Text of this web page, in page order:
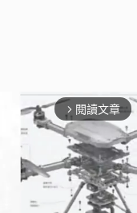
arrow_forward_ios 閱讀文章